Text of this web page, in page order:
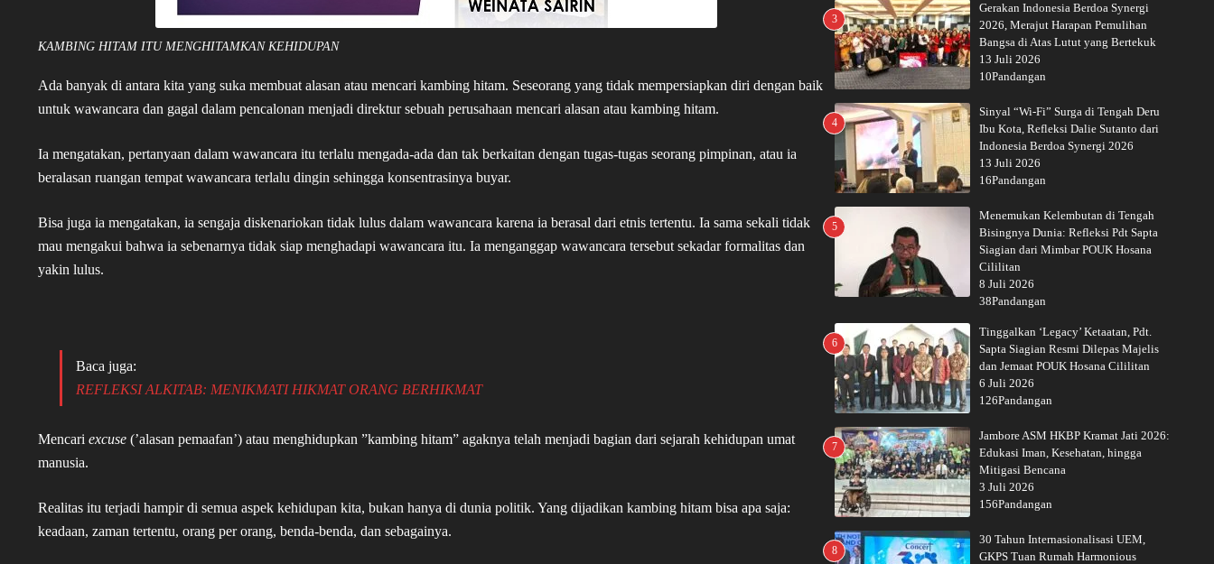
KAMBING HITAM ITU MENGHITAMKAN KEHIDUPAN
Ada banyak di antara kita yang suka membuat alasan atau mencari kambing hitam. Seseorang yang tidak mempersiapkan diri dengan baik
untuk wawancara dan gagal dalam pencalonan menjadi direktur sebuah perusahaan mencari alasan atau kambing hitam.
Ia mengatakan, pertanyaan dalam wawancara itu terlalu mengada-ada dan tak berkaitan dengan tugas-tugas seorang pimpinan, atau ia
beralasan ruangan tempat wawancara terlalu dingin sehingga konsentrasinya buyar.
Bisa juga ia mengatakan, ia sengaja diskenariokan tidak lulus dalam wawancara karena ia berasal dari etnis tertentu. Ia sama sekali tidak
mau mengakui bahwa ia sebenarnya tidak siap menghadapi wawancara itu. Ia menganggap wawancara tersebut sekadar formalitas dan
yakin lulus.
Baca juga:
REFLEKSI ALKITAB: MENIKMATI HIKMAT ORANG BERHIKMAT
Mencari excuse (’alasan pemaafan’) atau menghidupkan ”kambing hitam” agaknya telah menjadi bagian dari sejarah kehidupan umat
manusia.
Realitas itu terjadi hampir di semua aspek kehidupan kita, bukan hanya di dunia politik. Yang dijadikan kambing hitam bisa apa saja:
keadaan, zaman tertentu, orang per orang, benda-benda, dan sebagainya.
3
Gerakan Indonesia Berdoa Synergi
2026, Merajut Harapan Pemulihan
Bangsa di Atas Lutut yang Bertekuk
13 Juli 2026
10Pandangan
4
Sinyal “Wi-Fi” Surga di Tengah Deru
Ibu Kota, Refleksi Dalie Sutanto dari
Indonesia Berdoa Synergi 2026
13 Juli 2026
16Pandangan
5
Menemukan Kelembutan di Tengah
Bisingnya Dunia: Refleksi Pdt Sapta
Siagian dari Mimbar POUK Hosana
Cililitan
8 Juli 2026
38Pandangan
6
Tinggalkan ‘Legacy’ Ketaatan, Pdt.
Sapta Siagian Resmi Dilepas Majelis
dan Jemaat POUK Hosana Cililitan
6 Juli 2026
126Pandangan
7
Jambore ASM HKBP Kramat Jati 2026:
Edukasi Iman, Kesehatan, hingga
Mitigasi Bencana
3 Juli 2026
156Pandangan
8
30 Tahun Internasionalisasi UEM,
GKPS Tuan Rumah Harmonious